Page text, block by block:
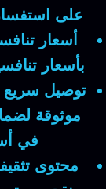
على
أسعار
بأسعار
توصيل سريع
موثوقة
في
محتوى